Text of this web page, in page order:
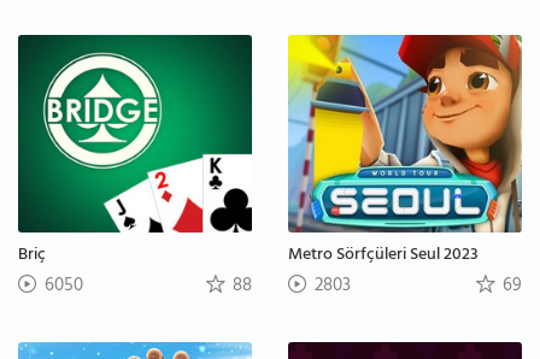
Briç
6050 88
Metro Sörfçüleri Seul 2023
2803 69